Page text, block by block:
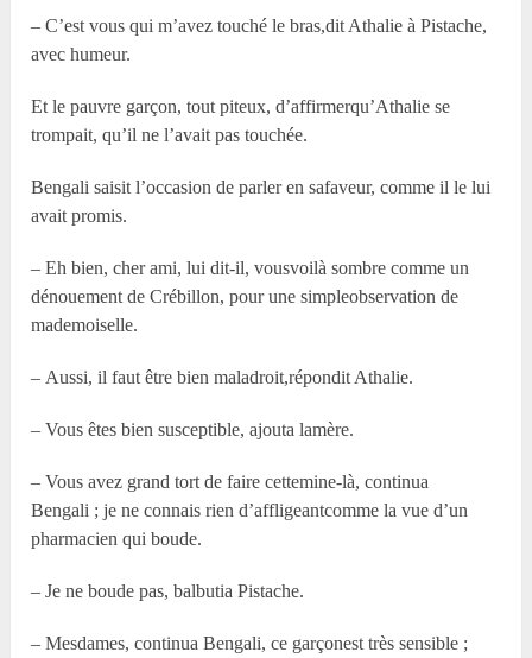
– C’est vous qui m’avez touché le bras,dit Athalie à Pistache,
avec humeur.
Et le pauvre garçon, tout piteux, d’affirmerqu’Athalie se
trompait, qu’il ne l’avait pas touchée.
Bengali saisit l’occasion de parler en safaveur, comme il le lui
avait promis.
– Eh bien, cher ami, lui dit-il, vousvoilà sombre comme un
dénouement de Crébillon, pour une simpleobservation de
mademoiselle.
– Aussi, il faut être bien maladroit,répondit Athalie.
– Vous êtes bien susceptible, ajouta lamère.
– Vous avez grand tort de faire cettemine-là, continua
Bengali ; je ne connais rien d’affligeantcomme la vue d’un
pharmacien qui boude.
– Je ne boude pas, balbutia Pistache.
– Mesdames, continua Bengali, ce garçonest très sensible ;